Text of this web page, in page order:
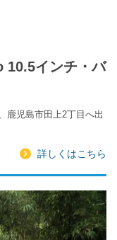
10.5インチ・バ
鹿児島市田上2丁目へ出
詳しくはこちら